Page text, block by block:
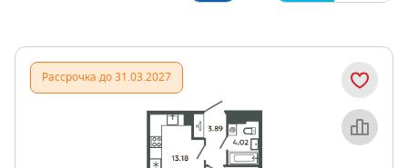
Рассрочка до 31.03.2027